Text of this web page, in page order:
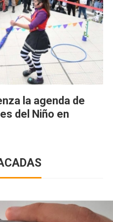
la agenda de
del Niño en